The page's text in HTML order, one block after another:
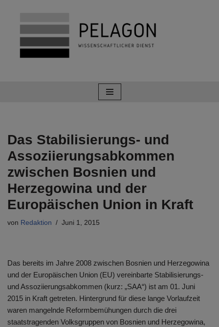
Zum
Inhalt
springen
Das Stabilisierungs- und
Assoziierungsabkommen
zwischen Bosnien und
Herzegowina und der
Europäischen Union in Kraft
von Redaktion Juni 1, 2015
Das bereits im Jahre 2008 zwischen Bosnien und Herzegowina
und der Europäischen Union (EU) vereinbarte Stabilisierungs-
und Assoziierungsabkommen (kurz: „SAA“) ist am 01. Juni
2015 in Kraft getreten. Hintergrund für diese lange Vorlaufzeit
waren mangelnde Reformbemühungen durch die drei
staatstragenden Volksgruppen von Bosnien und Herzegowina,